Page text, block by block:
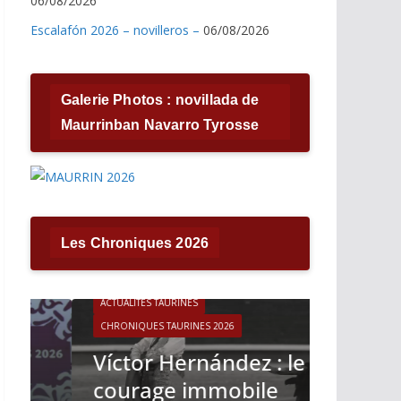
Escalafón 2026 – novilleros – 06/08/2026
Galerie Photos : novillada de
Maurrinban Navarro Tyrosse
Les Chroniques 2026
ACTUALITÉS TAURINES
CHRONIQUES TAURINES 2026
Víctor Hernández : le
courage immobile